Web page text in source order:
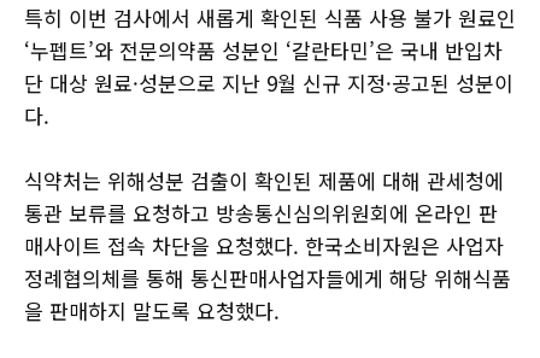
특히 이번 검사에서 새롭게 확인된 식품 사용 불가 원료인
‘누펩트’와 전문의약품 성분인 ‘갈란타민’은 국내 반입차
단 대상 원료·성분으로 지난 9월 신규 지정·공고된 성분이
다.
식약처는 위해성분 검출이 확인된 제품에 대해 관세청에
통관 보류를 요청하고 방송통신심의위원회에 온라인 판
매사이트 접속 차단을 요청했다. 한국소비자원은 사업자
정례협의체를 통해 통신판매사업자들에게 해당 위해식품
을 판매하지 말도록 요청했다.